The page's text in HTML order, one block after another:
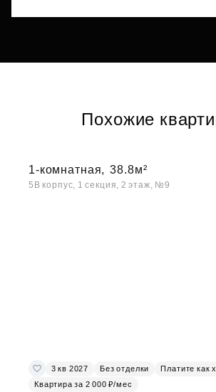
Похожие
1-комнатная, 38.8м²
5В корпус, 1 секция, 2 этаж, №9
3 кв 2027 Без отделки
Платите как
Квартира за 2 000 ₽/мес